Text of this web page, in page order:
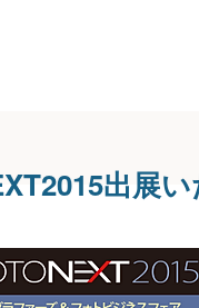
出展